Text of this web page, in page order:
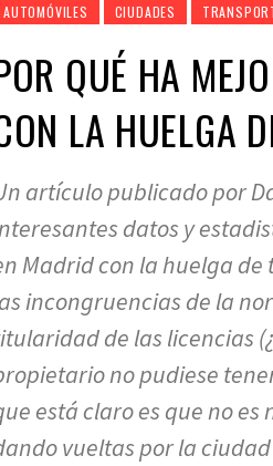
AUTOMÓVILES CIUDADES
QUÉ HA
LA HUELGA
artículo publicado por
datos y
Madrid con la huelga
incongruencias de la
de las licencias
no pudiese
está claro es que no
vueltas por la